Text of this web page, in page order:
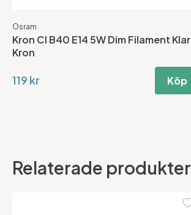
Osram
Kron Cl B40 E14 5W Dim Filament Klar
Kron
119 kr Köp
Relaterade produkter